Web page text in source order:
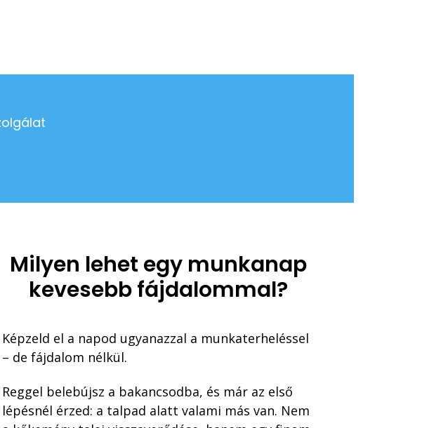
Milyen lehet egy munkanap
kevesebb fájdalommal?
Képzeld el a napod ugyanazzal a munkaterheléssel
– de fájdalom nélkül.
Reggel belebújsz a bakancsodba, és már az első
lépésnél érzed: a talpad alatt valami más van. Nem